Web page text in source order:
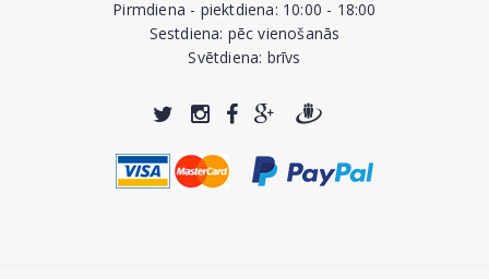
Pirmdiena - piektdiena: 10:00 - 18:00
Sestdiena: pēc vienošanās
Svētdiena: brīvs